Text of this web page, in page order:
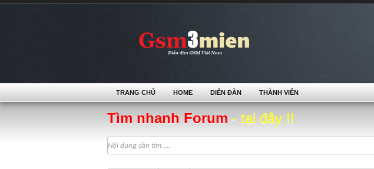
Tìm nhanh Forum - tại đây !!
TRANG CHỦ HOME DIỄN ĐÀN THÀNH VIÊN